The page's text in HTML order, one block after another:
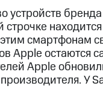
устройств
строчке
смартфонам
Apple остаются
Apple
У